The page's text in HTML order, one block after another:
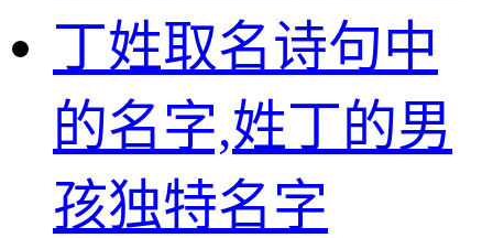
丁姓取名诗句中
的名字,姓丁的男
孩独特名字